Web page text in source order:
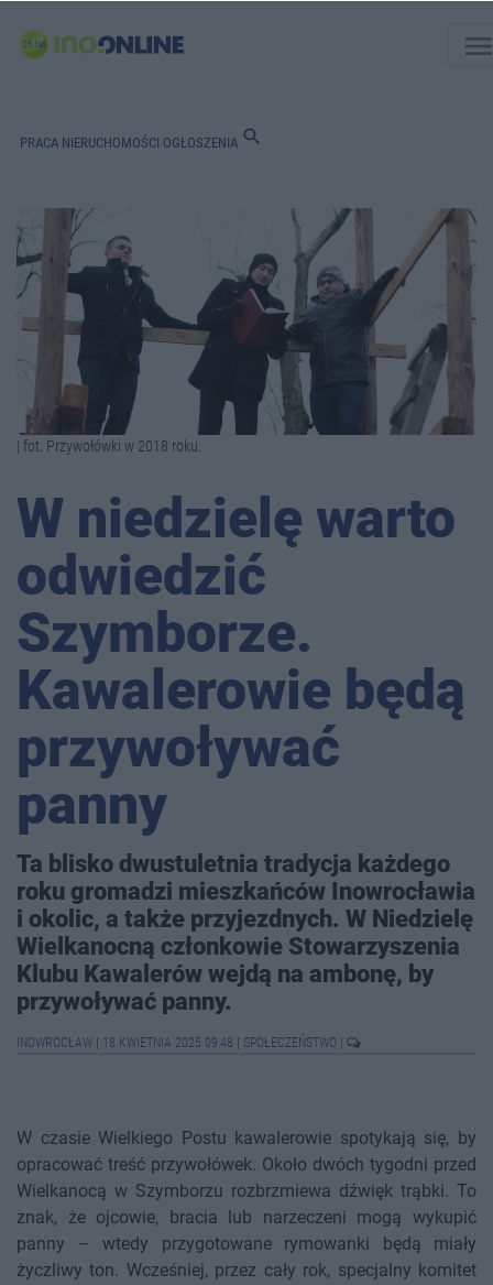
PRACA NIERUCHOMOŚCI OGŁOSZENIA search
| fot. Przywołówki w 2018 roku.
W niedzielę warto
odwiedzić
Szymborze.
Kawalerowie będą
przywoływać
panny
Ta blisko dwustuletnia tradycja każdego
roku gromadzi mieszkańców Inowrocławia
i okolic, a także przyjezdnych. W Niedzielę
Wielkanocną członkowie Stowarzyszenia
Klubu Kawalerów wejdą na ambonę, by
przywoływać panny.
INOWROCŁAW 18 KWIETNIA 2025 09:48 SPOŁECZEŃSTWO
W czasie Wielkiego Postu kawalerowie spotykają się, by
opracować treść przywołówek. Około dwóch tygodni przed
Wielkanocą w Szymborzu rozbrzmiewa dźwięk trąbki. To
znak, że ojcowie, bracia lub narzeczeni mogą wykupić
panny – wtedy przygotowane rymowanki będą miały
życzliwy ton. Wcześniej, przez cały rok, specjalny komitet